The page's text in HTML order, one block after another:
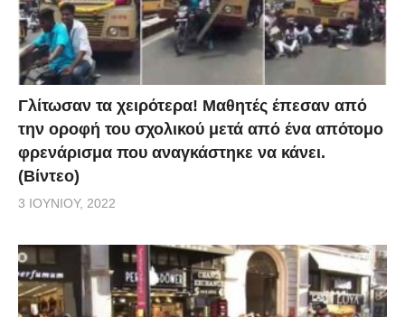
Γλίτωσαν τα χειρότερα! Μαθητές έπεσαν από
την οροφή του σχολικού μετά από ένα απότομο
φρενάρισμα που αναγκάστηκε να κάνει.
(Βίντεο)
3 ΙΟΥΝΊΟΥ, 2022